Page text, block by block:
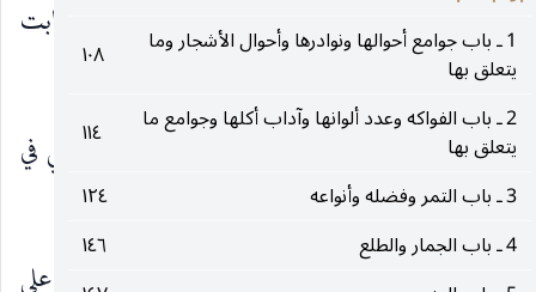
1 ـ باب جوامع أحوالها ونوادرها وأحوال الأشجار وما
يتعلق بها
١٠٨
2 ـ باب الفواكه وعدد ألوانها وآداب أكلها وجوامع ما
يتعلق بها
١١٤
3 ـ باب التمر وفضله وأنواعه
١٢٤
4 ـ باب الجمار والطلع
١٤٦
الجذام قال وكان رسول الله
يتخلل بكل ما أصابت
إلا الخوص والقصب.
وقال رسول الله
رحم الله المتخللين من أمتي في
الوضوء والطعام.